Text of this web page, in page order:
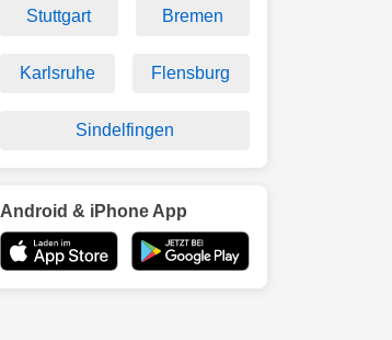
Stuttgart Bremen
Karlsruhe Flensburg
Sindelfingen
Android & iPhone App